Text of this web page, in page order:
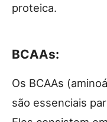
proteica.
BCAAs:
Os BCAAs
são essenciais